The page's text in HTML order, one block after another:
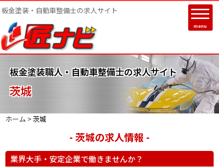
板金塗装・自動車整備士の求人サイト
menu
板金塗装職人・自動車整備士の求人サイト
茨城
ホーム >茨城
- 茨城の求人情報 -
業界大手・安定企業で働きませんか？